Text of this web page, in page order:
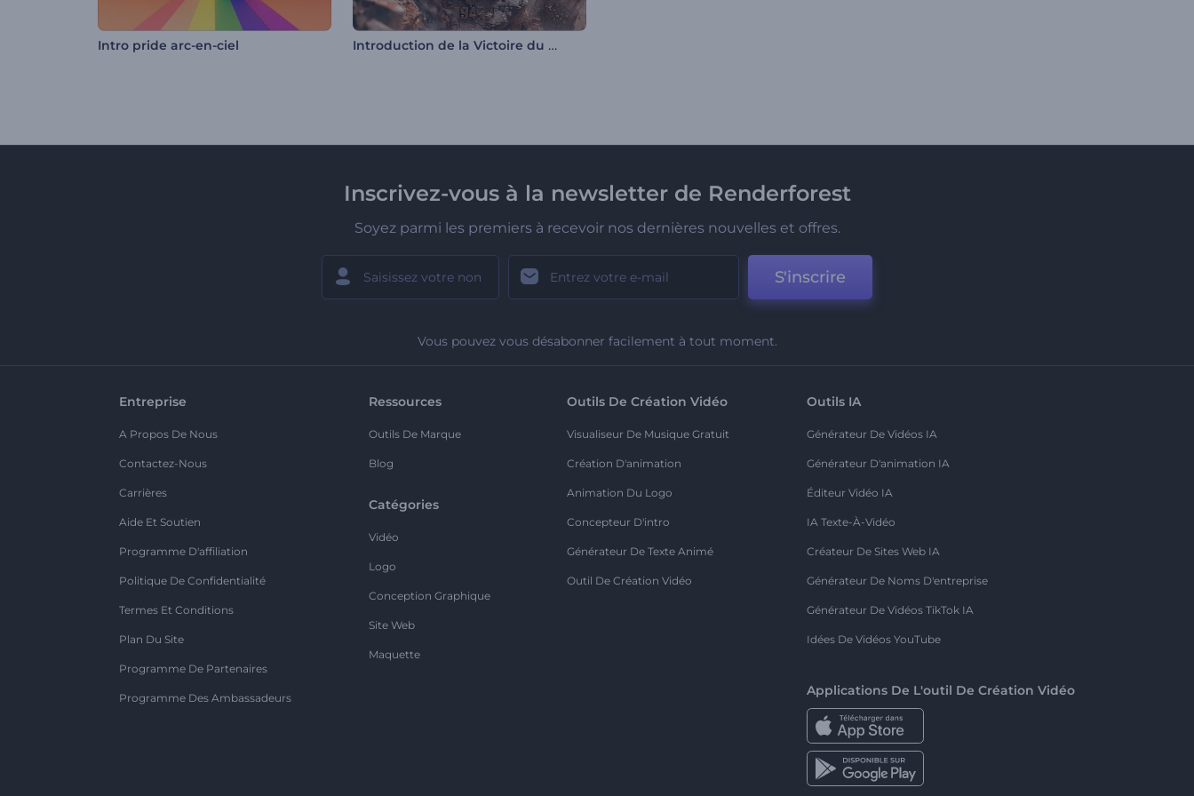
Intro pride arc-en-ciel Introduction de la Victoire du 9 Mai
Inscrivez-vous à la newsletter de Renderforest
Soyez parmi les premiers à recevoir nos dernières nouvelles et offres.
S'inscrire
Vous pouvez vous désabonner facilement à tout moment.
Entreprise
A Propos De Nous
Contactez-Nous
Carrières
Aide Et Soutien
Programme D'affiliation
Politique De Confidentialité
Termes Et Conditions
Plan Du Site
Programme De Partenaires
Programme Des Ambassadeurs
Ressources
Outils De Marque
Blog
Catégories
Vidéo
Logo
Conception Graphique
Site Web
Maquette
Outils De Création Vidéo
Visualiseur De Musique Gratuit
Création D'animation
Animation Du Logo
Concepteur D'intro
Générateur De Texte Animé
Outil De Création Vidéo
Outils IA
Générateur De Vidéos IA
Générateur D'animation IA
Éditeur Vidéo IA
IA Texte-À-Vidéo
Créateur De Sites Web IA
Générateur De Noms D'entreprise
Générateur De Vidéos TikTok IA
Idées De Vidéos YouTube
Applications De L'outil De Création Vidéo